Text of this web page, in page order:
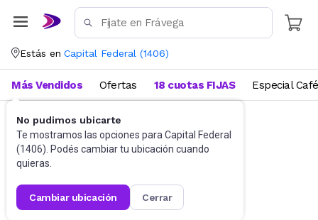
Estás en Capital Federal (1406)
No pudimos ubicarte
Te mostramos las opciones para Capital Federal
(1406). Podés cambiar tu ubicación cuando
quieras.
cambiar ubicación cerrar
Más Vendidos Ofertas 18 cuotas FIJAS Especial Café
Baño Accesorios de baño